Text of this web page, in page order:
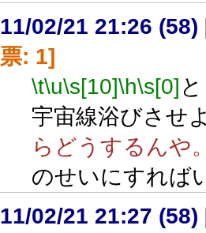
11/02/21 21:26 (58)
票: 1]
\t\u\s[10]\h\s[0]
宇宙線浴びさせ
らどうするんや
のせいにすれば
11/02/21 21:27 (58)